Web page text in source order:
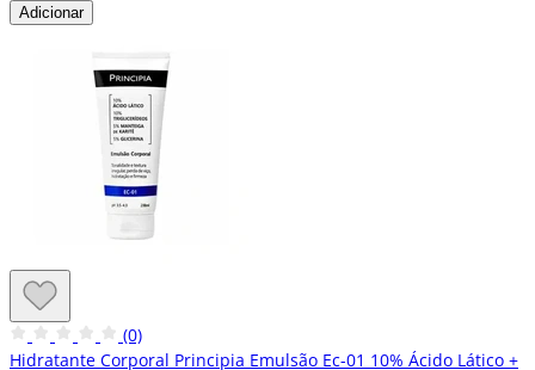
Adicionar
(0)
Hidratante Corporal Principia Emulsão Ec-01 10% Ácido Lático +